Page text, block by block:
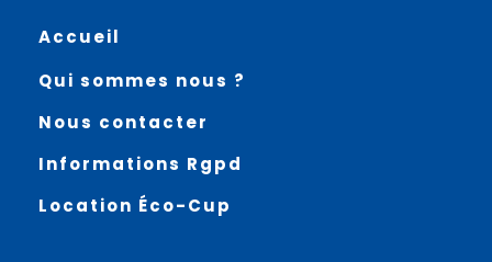
Accueil
Qui sommes nous ?
Nous contacter
Informations Rgpd
Location Éco-Cup